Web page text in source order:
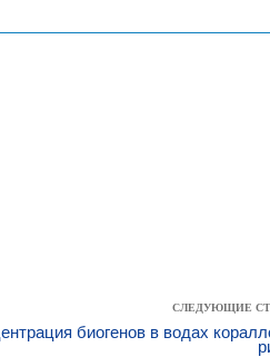
СЛЕДУЮЩИЕ
биогенов в водах